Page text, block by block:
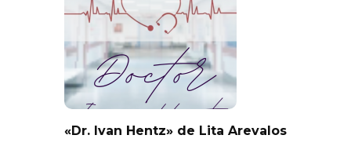
«Dr. Ivan Hentz» de Lita Arevalos